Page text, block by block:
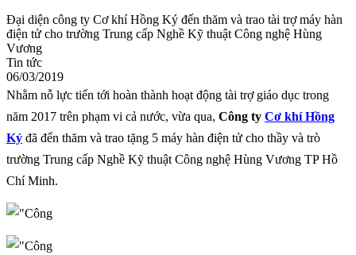
Đại diện công ty Cơ khí Hồng Ký đến thăm và trao tài trợ máy hàn
điện tử cho trường Trung cấp Nghề Kỹ thuật Công nghệ Hùng
Vương
Tin tức
06/03/2019
Nhằm nỗ lực tiến tới hoàn thành hoạt động tài trợ giáo dục trong
năm 2017 trên phạm vi cả nước, vừa qua, Công ty Cơ khí Hồng
Ký đã đến thăm và trao tặng 5 máy hàn điện tử cho thầy và trò
trường Trung cấp Nghề Kỹ thuật Công nghệ Hùng Vương TP Hồ
Chí Minh.